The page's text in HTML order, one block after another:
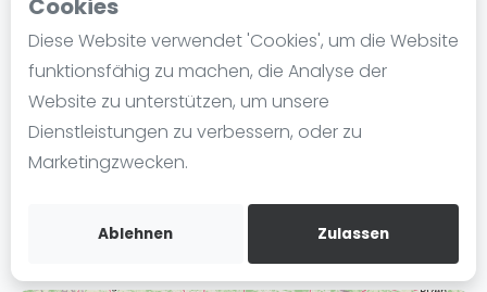
Cookies
Diese Website verwendet 'Cookies', um die Website
funktionsfähig zu machen, die Analyse der
Website zu unterstützen, um unsere
Dienstleistungen zu verbessern, oder zu
Marketingzwecken.
Ablehnen Zulassen
Blog
Die Geschichte von Padel
Regeln und Punktzählung
Padel Schläge
Video
Playtomic
Padel Seasons | München
Paul-Ehrlich-Weg 6
80999München
Routebeschrijving